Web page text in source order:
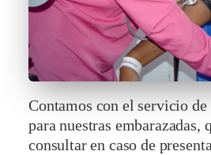
Contamos con el servicio
para nuestras embarazadas,
consultar en caso de